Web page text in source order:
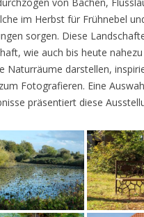
im Herbst für Frühnebel
sorgen. Diese
wie auch bis heute
Naturräume darstellen,
Fotografieren. Eine
präsentiert diese